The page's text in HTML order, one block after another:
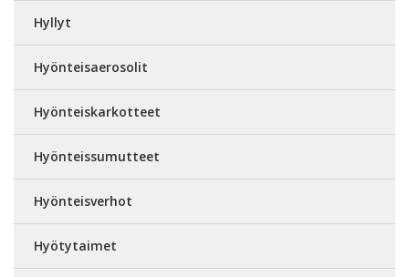
Hyllyt
Hyönteisaerosolit
Hyönteiskarkotteet
Hyönteissumutteet
Hyönteisverhot
Hyötytaimet